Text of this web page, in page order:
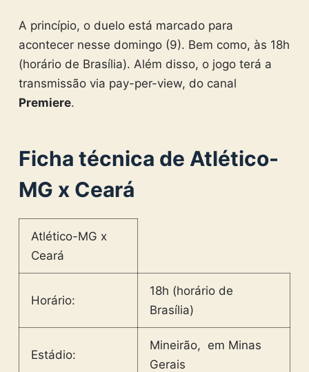
A princípio, o duelo está marcado para
acontecer nesse domingo (9). Bem como, às 18h
(horário de Brasília). Além disso, o jogo terá a
transmissão via pay-per-view, do canal
Premiere.
Ficha técnica de Atlético-
MG x Ceará
Atlético-MG x
Ceará
Horário:
18h (horário de
Brasília)
Estádio:
Mineirão, em Minas
Gerais